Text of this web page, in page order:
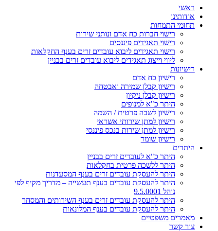
ראשי
אודותינו
תחומי התמחות
רישוי חברות כח אדם ונותני שירות
רישוי תאגידים פיננסים
רישוי תאגידים ליבוא עובדים זרים בענף החקלאות
ליווי וייצוג תאגידים ליבוא עובדים זרים בבניין
רישיונות
רישיון כח אדם
רישיון קבלן שמירה ואבטחה
רישיון קבלן ניקיון
היתר כ"א למנופים
רישיון לשכה פרטית / השמה
רישיון למתן שירותי אשראי
רישיון למתן שירות בנכס פיננסי
רישיון שומר
היתרים
היתר כ"א לעובדים זרים בבניין
היתר ללשכה פרטית בחקלאות
היתר להעסקת עובדים זרים בענף המסעדנות
היתר להעסקת עובדים בענף תעשייה – מדריך מקיף לפי
נוהל 9.5.0001
היתר להעסקת עובדים זרים בענף השירותים והמסחר
היתר להעסקת עובדים בענף המלונאות
מאמרים משפטיים
צור קשר